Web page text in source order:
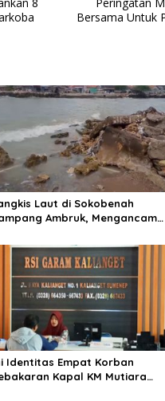
8
Peringatan
Bersama Untuk
Laut di Sokobenah
Ambruk, Mengancam
Identitas Empat Korban
Kapal KM Mutiara